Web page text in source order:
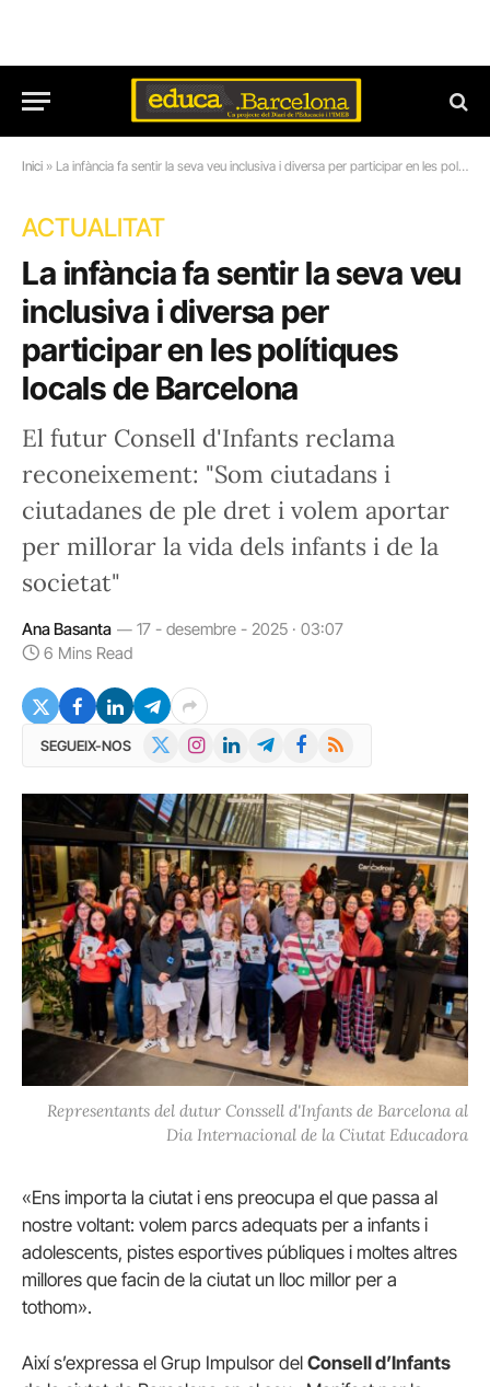
Inici » La infància fa sentir la seva veu inclusiva i diversa per participar en les polítiques locals de Barcelona
ACTUALITAT
La infància fa sentir la seva veu
inclusiva i diversa per
participar en les polítiques
locals de Barcelona
El futur Consell d'Infants reclama
reconeixement: "Som ciutadans i
ciutadanes de ple dret i volem aportar
per millorar la vida dels infants i de la
societat"
Ana Basanta
17 - desembre - 2025 · 03:07
6 Mins Read
SEGUEIX-NOS InstagramLinkedInTelegramFacebook
RSS
Representants del dutur Conssell d'Infants de Barcelona al
Dia Internacional de la Ciutat Educadora
«Ens importa la ciutat i ens preocupa el que passa al
nostre voltant: volem parcs adequats per a infants i
adolescents, pistes esportives públiques i moltes altres
millores que facin de la ciutat un lloc millor per a
tothom».
Així s’expressa el Grup Impulsor del Consell d’Infants